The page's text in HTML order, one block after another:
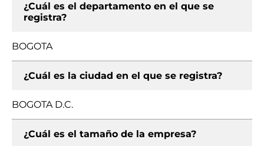
¿Cuál es el departamento en el que se
registra?
BOGOTA
¿Cuál es la ciudad en el que se registra?
BOGOTA D.C.
¿Cuál es el tamaño de la empresa?